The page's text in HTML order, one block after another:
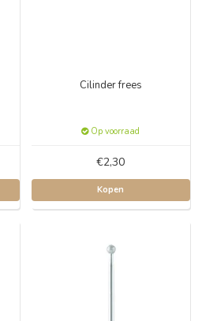
Cilinder frees
Op voorraad
€2,30
Kopen